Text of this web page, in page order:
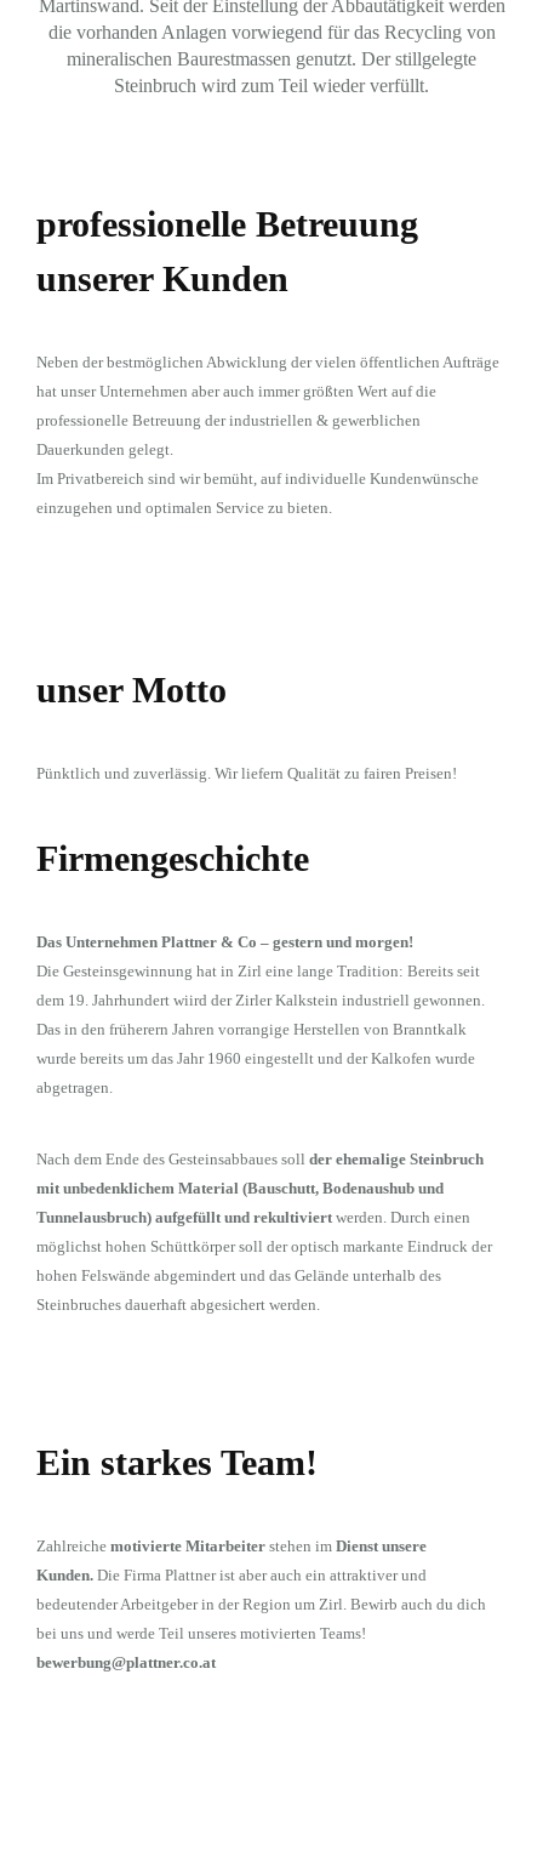
Martinswand. Seit der Einstellung der Abbautätigkeit werden
die vorhanden Anlagen vorwiegend für das Recycling von
mineralischen Baurestmassen genutzt. Der stillgelegte
Steinbruch wird zum Teil wieder verfüllt.
professionelle Betreuung
unserer Kunden
Neben der bestmöglichen Abwicklung der vielen öffentlichen Aufträge
hat unser Unternehmen aber auch immer größten Wert auf die
professionelle Betreuung der industriellen & gewerblichen
Dauerkunden gelegt.
Im Privatbereich sind wir bemüht, auf individuelle Kundenwünsche
einzugehen und optimalen Service zu bieten.
unser Motto
Pünktlich und zuverlässig. Wir liefern Qualität zu fairen Preisen!
Firmengeschichte
Das Unternehmen Plattner & Co – gestern und morgen!
Die Gesteinsgewinnung hat in Zirl eine lange Tradition: Bereits seit
dem 19. Jahrhundert wiird der Zirler Kalkstein industriell gewonnen.
Das in den früherern Jahren vorrangige Herstellen von Branntkalk
wurde bereits um das Jahr 1960 eingestellt und der Kalkofen wurde
abgetragen.
Nach dem Ende des Gesteinsabbaues soll der ehemalige Steinbruch
mit unbedenklichem Material (Bauschutt, Bodenaushub und
Tunnelausbruch) aufgefüllt und rekultiviert werden. Durch einen
möglichst hohen Schüttkörper soll der optisch markante Eindruck der
hohen Felswände abgemindert und das Gelände unterhalb des
Steinbruches dauerhaft abgesichert werden.
Ein starkes Team!
Zahlreiche motivierte Mitarbeiter stehen im Dienst unsere
Kunden. Die Firma Plattner ist aber auch ein attraktiver und
bedeutender Arbeitgeber in der Region um Zirl. Bewirb auch du dich
bei uns und werde Teil unseres motivierten Teams!
bewerbung@plattner.co.at